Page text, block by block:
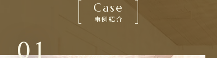
Case
事例紹介